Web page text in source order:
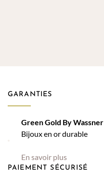
GARANTIES
Green Gold By Wassner
Bijoux en or durable
En savoir plus
PAIEMENT SÉCURISÉ